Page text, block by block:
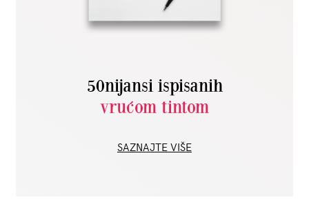
50nijansi ispisanih
vrućom tintom
SAZNAJTE VIŠE